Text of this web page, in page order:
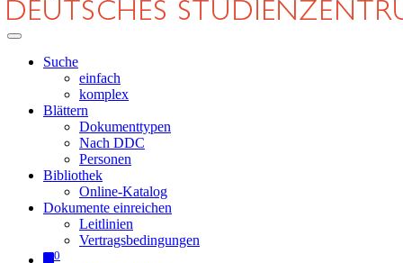
Suche
einfach
komplex
Blättern
Dokumenttypen
Nach DDC
Personen
Bibliothek
Online-Katalog
Dokumente einreichen
Leitlinien
Vertragsbedingungen
0